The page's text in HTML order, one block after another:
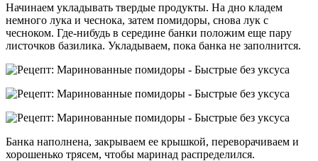
Начинаем укладывать твердые продукты. На дно кладем
немного лука и чеснока, затем помидоры, снова лук с
чесноком. Где-нибудь в середине банки положим еще пару
листочков базилика. Укладываем, пока банка не заполнится.
Банка наполнена, закрываем ее крышкой, переворачиваем и
хорошенько трясем, чтобы маринад распределился.